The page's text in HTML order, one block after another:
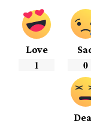
Love
1 0